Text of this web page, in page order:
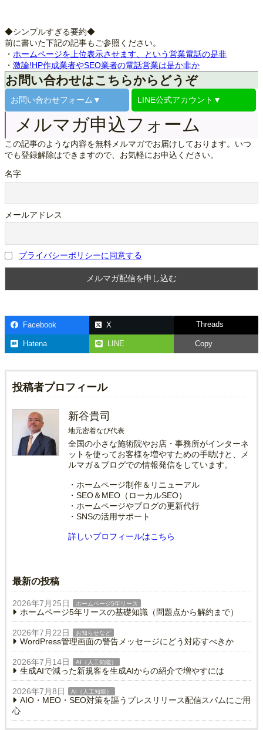
◆シンプルすぎる要約◆
前に書いた下記の記事もご参照ください。
・ ホームページを上位表示させます、という営業電話の是非
・ 激論!HP作成業者やSEO業者の電話営業は是か非か
お問い合わせはこちらからどうぞ
お問い合わせフォーム▼ LINE公式アカウント▼
メルマガ申込フォーム
この記事のような内容を無料メルマガでお届けしております。いつ
でも登録解除はできますので、お気軽にお申込ください。
名字
メールアドレス
プライバシーポリシーに同意する
Facebook X Threads
Hatena LINE Copy
投稿者プロフィール
新谷貴司
地元密着なび代表
全国の小さな施術院やお店・事務所がインターネ
ットを使ってお客様を増やすための手助けと、メ
ルマガ＆ブログでの情報発信をしています。
・ホームページ制作＆リニューアル
・SEO＆MEO（ローカルSEO）
・ホームページやブログの更新代行
・SNSの活用サポート
詳しいプロフィールはこちら
最新の投稿
2026年7月25日 ホームページ5年リース
ホームページ5年リースの基礎知識（問題点から解約まで）
2026年7月22日 お知らせなど
WordPress管理画面の警告メッセージにどう対応すべきか
2026年7月14日 AI（人工知能）
生成AIで減った新規客を生成AIからの紹介で増やすには
2026年7月8日 AI（人工知能）
AIO・MEO・SEO対策を謳うプレスリリース配信スパムにご用
心